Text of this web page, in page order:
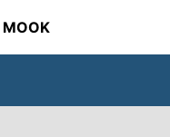
MOOK